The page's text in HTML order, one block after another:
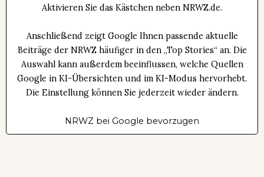
Aktivieren Sie das Kästchen neben NRWZ.de.
Anschließend zeigt Google Ihnen passende aktuelle
Beiträge der NRWZ häufiger in den „Top Stories“ an. Die
Auswahl kann außerdem beeinflussen, welche Quellen
Google in KI-Übersichten und im KI-Modus hervorhebt.
Die Einstellung können Sie jederzeit wieder ändern.
NRWZ bei Google bevorzugen